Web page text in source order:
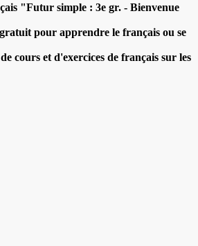
"Futur simple : 3e gr. - Bienvenue
pour apprendre le français ou se
cours et d'exercices de français sur les